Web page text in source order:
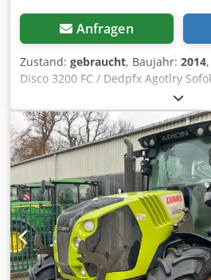
Anfragen
Zustand: gebraucht, Baujahr: 2014
Disco 3200 FC / Dedpfx Agotlry